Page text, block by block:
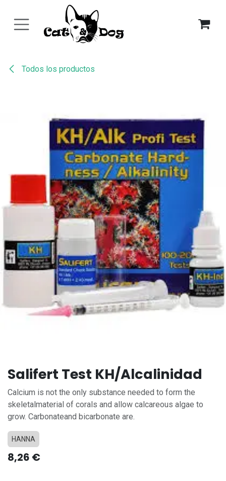
Todos los productos
Salifert Test KH/Alcalinidad
Calcium is not the only substance needed to form the
skeletalmaterial of corals and allow calcareous algae to
grow. Carbonateand bicarbonate are.
HANNA
8,26 €